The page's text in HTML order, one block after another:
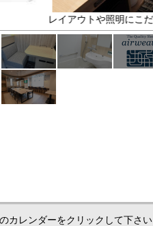
わった快適な客室
カレンダーをクリックして下さい